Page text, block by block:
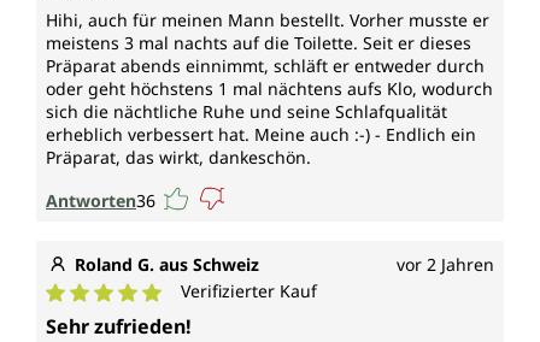
Hihi, auch für meinen Mann bestellt. Vorher musste er
meistens 3 mal nachts auf die Toilette. Seit er dieses
Präparat abends einnimmt, schläft er entweder durch
oder geht höchstens 1 mal nächtens aufs Klo, wodurch
sich die nächtliche Ruhe und seine Schlafqualität
erheblich verbessert hat. Meine auch :-) - Endlich ein
Präparat, das wirkt, dankeschön.
Antworten36
Roland G. aus Schweiz vor 2 Jahren
Durchschnittliche Bewertung von 5 von 5 Sternen
Verifizierter Kauf
Sehr zufrieden!